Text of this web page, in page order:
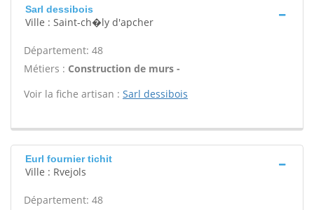
Sarl dessibois
Ville : Saint-ch�ly d'apcher
Département: 48
Métiers : Construction de murs -
Voir la fiche artisan : Sarl dessibois
Eurl fournier tichit
Ville : Rvejols
Département: 48